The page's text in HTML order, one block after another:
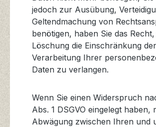
jedoch zur Ausübung,
Geltendmachung von
benötigen, haben Sie das
Löschung die Einschränkung der
Verarbeitung Ihrer
Daten zu verlangen.
Wenn Sie einen Widerspruch
Abs. 1 DSGVO eingelegt haben,
Abwägung zwischen Ihren und